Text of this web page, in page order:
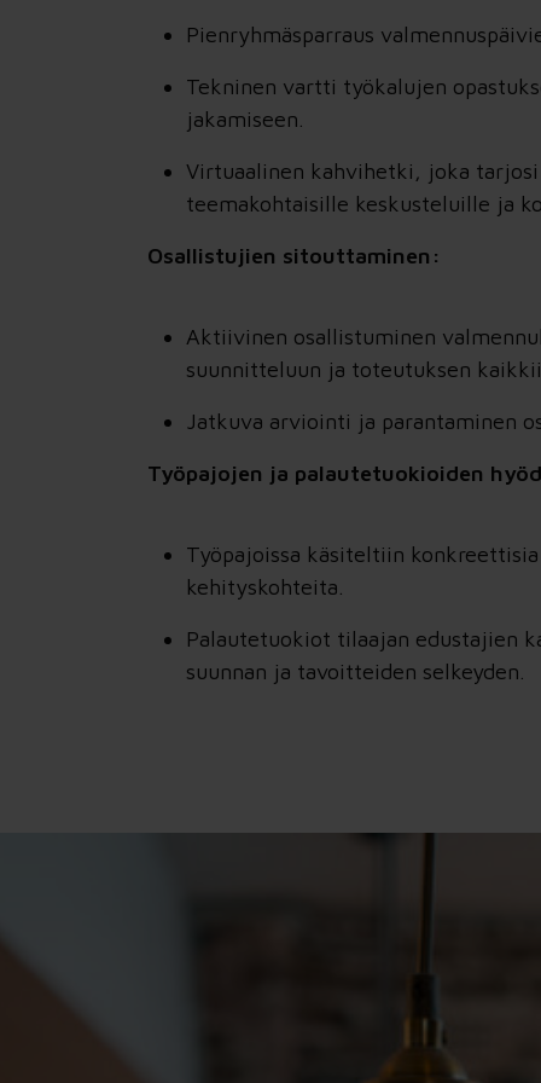
Pienryhmäsparraus
Tekninen vartti työkalujen
jakamiseen.
Virtuaalinen kahvihetki, joka tarjosi
teemakohtaisille keskusteluille ja
Osallistujien sitouttaminen:
Aktiivinen osallistuminen
suunnitteluun ja toteutuksen
Jatkuva arviointi ja parantaminen
Työpajojen ja palautetuokioiden
Työpajoissa käsiteltiin
kehityskohteita.
Palautetuokiot tilaajan edustajien
suunnan ja tavoitteiden selkeyden.